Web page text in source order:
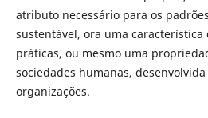
atributo necessário para os
sustentável, ora uma característica
práticas, ou mesmo uma
sociedades humanas,
organizações.